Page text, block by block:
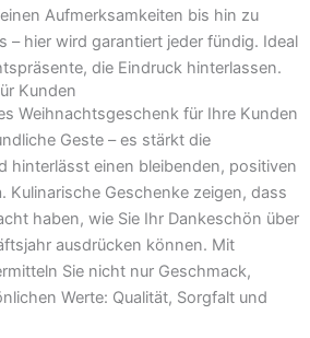
Aufmerksamkeiten bis hin zu
– hier wird garantiert jeder fündig. Ideal
die Eindruck hinterlassen.
Kunden
Weihnachtsgeschenk für Ihre Kunden
Geste – es stärkt die
hinterlässt einen bleibenden, positiven
Kulinarische Geschenke zeigen, dass
haben, wie Sie Ihr Dankeschön über
ausdrücken können. Mit
Sie nicht nur Geschmack,
Werte: Qualität, Sorgfalt und